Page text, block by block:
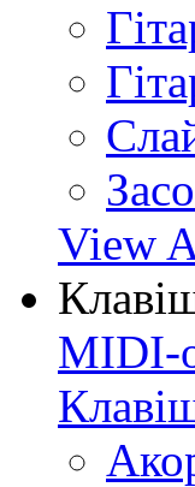
View
MIDI-